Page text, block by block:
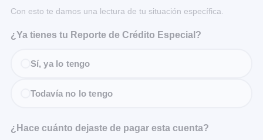
Con esto te damos una lectura de tu situación específica.
¿Ya tienes tu Reporte de Crédito Especial?
Sí, ya lo tengo
Todavía no lo tengo
¿Hace cuánto dejaste de pagar esta cuenta?